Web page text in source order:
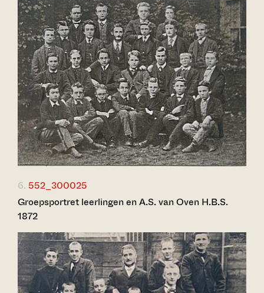
6. 552_300025
Groepsportret leerlingen en A.S. van Oven H.B.S.
1872